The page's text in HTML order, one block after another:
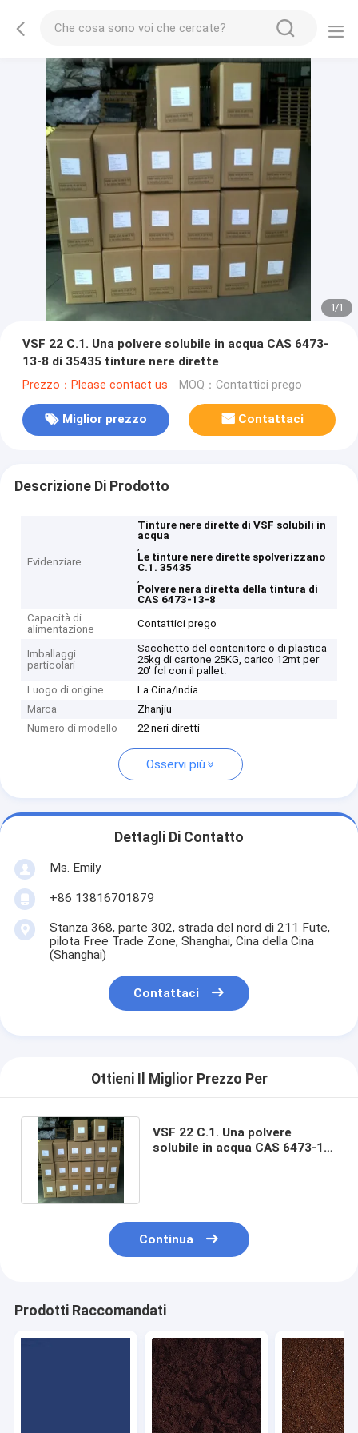
1/1
VSF 22 C.1. Una polvere solubile in acqua CAS 6473-
13-8 di 35435 tinture nere dirette
Prezzo：Please contact us MOQ：Contattici prego
Miglior prezzo Contattaci
Descrizione Di Prodotto
Evidenziare
Tinture nere dirette di VSF solubili in
acqua
,
Le tinture nere dirette spolverizzano
C.1. 35435
,
Polvere nera diretta della tintura di
CAS 6473-13-8
Capacità di
alimentazione
Contattici prego
Imballaggi
particolari
Sacchetto del contenitore o di plastica
25kg di cartone 25KG, carico 12mt per
20' fcl con il pallet.
Luogo di origine
La Cina/India
Marca
Zhanjiu
Numero di modello
22 neri diretti
Osservi più
Dettagli Di Contatto
Ms. Emily
+86 13816701879
Stanza 368, parte 302, strada del nord di 211 Fute,
pilota Free Trade Zone, Shanghai, Cina della Cina
(Shanghai)
Contattaci
Ottieni Il Miglior Prezzo Per
VSF 22 C.1. Una polvere
solubile in acqua CAS 6473-13-
Continua
Prodotti Raccomandati